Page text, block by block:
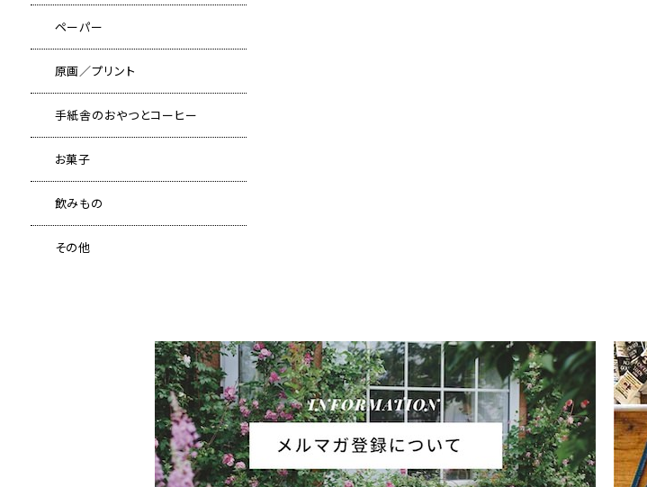
ペーパー
原画／プリント
手紙舎のおやつとコーヒー
お菓子
飲みもの
その他